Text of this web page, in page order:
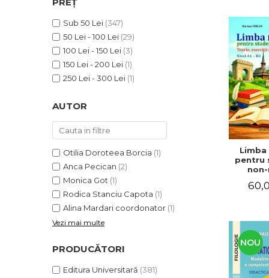
ADMINISTRATIVE
ȘTIINȚE ECONOMICE
ȘTIINȚE EXACTE
EDUCAȚIE FIZICĂ ȘI SPORT
PREUNIVERSITARIA
TIMP LIBER
PACHETE DE STUDIU
PROMOȚIILE LUNII
ULTIMELE EXEMPLARE
Cum Cumpăr
Politica de Retur
Formular de Retur
Distribuitori
Sub 50 Lei (347)
50 Lei - 100 Lei (29)
100 Lei - 150 Lei (3)
150 Lei - 200 Lei (1)
250 Lei - 300 Lei (1)
AUTOR
Otilia Doroteea Borcia (1)
Anca Pecican (2)
Monica Got (1)
Rodica Stanciu Capota (1)
Alina Mardari coordonator (1)
Vezi mai multe
PRODUCĂTORI
Editura Universitară (381)
Limba
pentru
Teorie,
teste.
NOU